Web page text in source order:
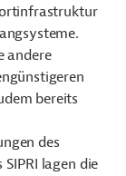
andere
bereits
des
lagen die